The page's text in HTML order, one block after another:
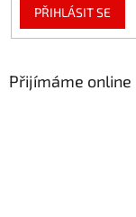
PŘIHLÁSIT SE
Přijímáme